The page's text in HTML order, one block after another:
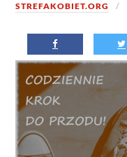
STREFAKOBIET.ORG